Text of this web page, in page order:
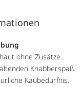
ohne Zusätze.
Knabberspaß.
Kaubedürfnis.